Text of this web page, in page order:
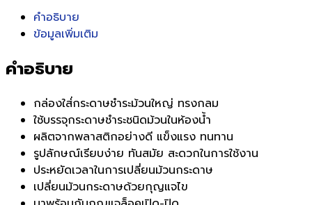
คำอธิบาย
ข้อมูลเพิ่มเติม
คำอธิบาย
กล่องใส่่กระดาษชำระม้วนใหญ่ ทรงกลม
ใช้บรรจุกระดาษชำระชนิดม้วนในห้องน้ำ
ผลิตจากพลาสติกอย่างดี แข็งแรง ทนทาน
รูปลักษณ์เรียบง่าย ทันสมัย สะดวกในการใช้งาน
ประหยัดเวลาในการเปลี่ยนม้วนกระดาษ
เปลี่ยนม้วนกระดาษด้วยกุญแจไข